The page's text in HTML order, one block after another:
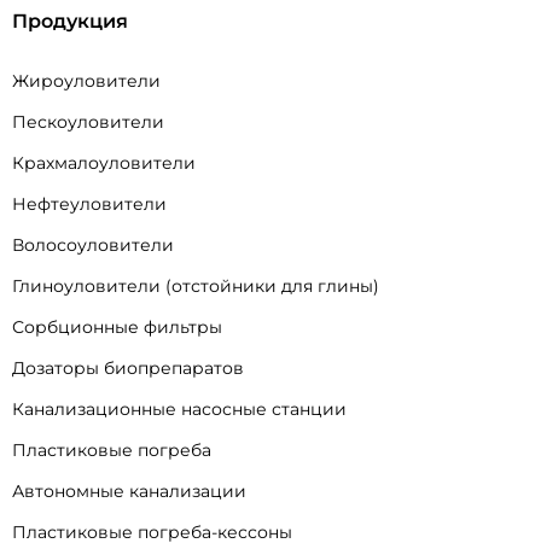
Продукция
Жироуловители
Пескоуловители
Крахмалоуловители
Нефтеуловители
Волосоуловители
Глиноуловители (отстойники для глины)
Сорбционные фильтры
Дозаторы биопрепаратов
Канализационные насосные станции
Пластиковые погреба
Автономные канализации
Пластиковые погреба-кессоны